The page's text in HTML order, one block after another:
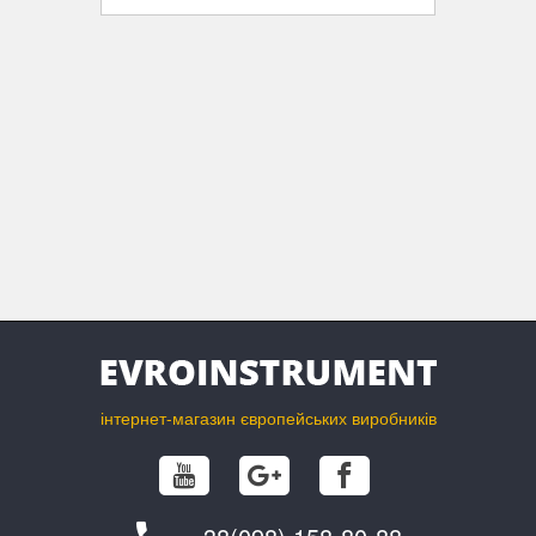
інтернет-магазин європейських виробників